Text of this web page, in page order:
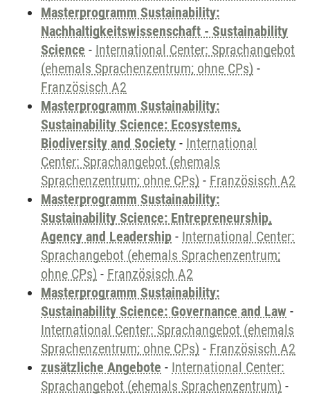
Masterprogramm Sustainability:
Nachhaltigkeitswissenschaft - Sustainability
Science - International Center: Sprachangebot
(ehemals Sprachenzentrum; ohne CPs) -
Französisch A2
Masterprogramm Sustainability:
Sustainability Science: Ecosystems,
Biodiversity and Society - International
Center: Sprachangebot (ehemals
Sprachenzentrum; ohne CPs) - Französisch A2
Masterprogramm Sustainability:
Sustainability Science: Entrepreneurship,
Agency and Leadership - International Center:
Sprachangebot (ehemals Sprachenzentrum;
ohne CPs) - Französisch A2
Masterprogramm Sustainability:
Sustainability Science: Governance and Law -
International Center: Sprachangebot (ehemals
Sprachenzentrum; ohne CPs) - Französisch A2
zusätzliche Angebote - International Center:
Sprachangebot (ehemals Sprachenzentrum) -